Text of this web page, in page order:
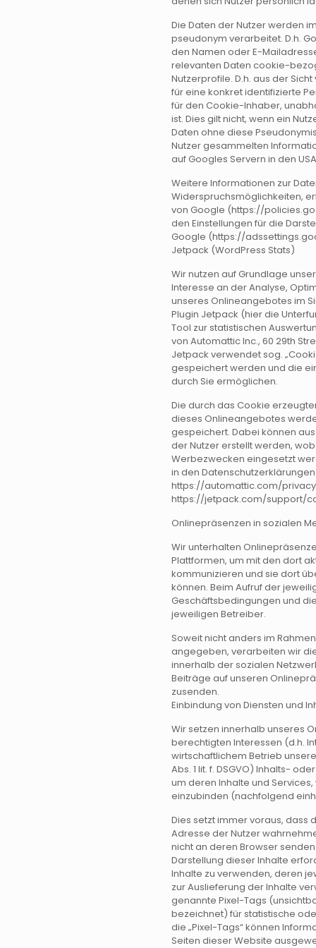
Die Daten der Nutzer werden
pseudonym verarbeitet. D.h.
den Namen oder E-
relevanten Daten cookie-
Nutzerprofile. D.h. aus der
für eine konkret identifizierte
für den Cookie-Inhaber,
ist. Dies gilt nicht, wenn ein
Daten ohne diese
Nutzer gesammelten
auf Googles Servern in den
Weitere Informationen zur
Widerspruchsmöglichkeiten,
von Google (https://
den Einstellungen für die
Google (https://
Jetpack (WordPress Stats)
Wir nutzen auf Grundlage
Interesse an der Analyse,
unseres Onlineangebotes im
Plugin Jetpack (hier die
Tool zur statistischen
von Automattic Inc., 60 29th
Jetpack verwendet sog.
gespeichert werden und die
durch Sie ermöglichen.
Die durch das Cookie
dieses Onlineangebotes
gespeichert. Dabei können
der Nutzer erstellt werden,
Werbezwecken eingesetzt
in den
https://automattic.com/
https://jetpack.com/support/
Onlinepräsenzen in sozialen
Wir unterhalten
Plattformen, um mit den dort
kommunizieren und sie dort
können. Beim Aufruf der
Geschäftsbedingungen und
jeweiligen Betreiber.
Soweit nicht anders im
angegeben, verarbeiten wir
innerhalb der sozialen
Beiträge auf unseren
zusenden.
Einbindung von Diensten und
Wir setzen innerhalb unseres
berechtigten Interessen (d.h.
wirtschaftlichem Betrieb
Abs. 1 lit. f. DSGVO) Inhalts-
um deren Inhalte und
einzubinden (nachfolgend
Dies setzt immer voraus, dass
Adresse der Nutzer
nicht an deren Browser
Darstellung dieser Inhalte
Inhalte zu verwenden, deren
zur Auslieferung der Inhalte
genannte Pixel-Tags
bezeichnet) für statistische
die „Pixel-Tags“ können
Seiten dieser Website